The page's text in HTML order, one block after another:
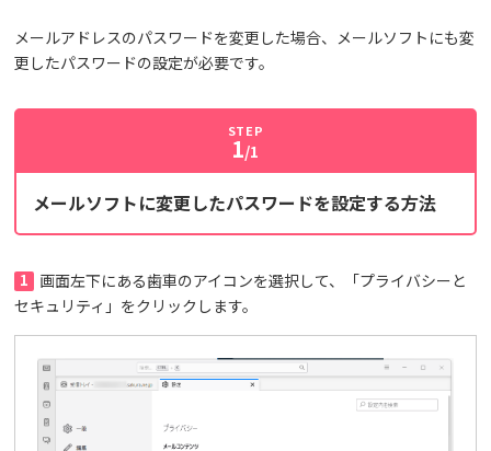
メールアドレスのパスワードを変更した場合、メールソフトにも変
更したパスワードの設定が必要です。
STEP
1/1
メールソフトに変更したパスワードを設定する方法
1
画面左下にある歯車のアイコンを選択して、「プライバシーと
セキュリティ」をクリックします。